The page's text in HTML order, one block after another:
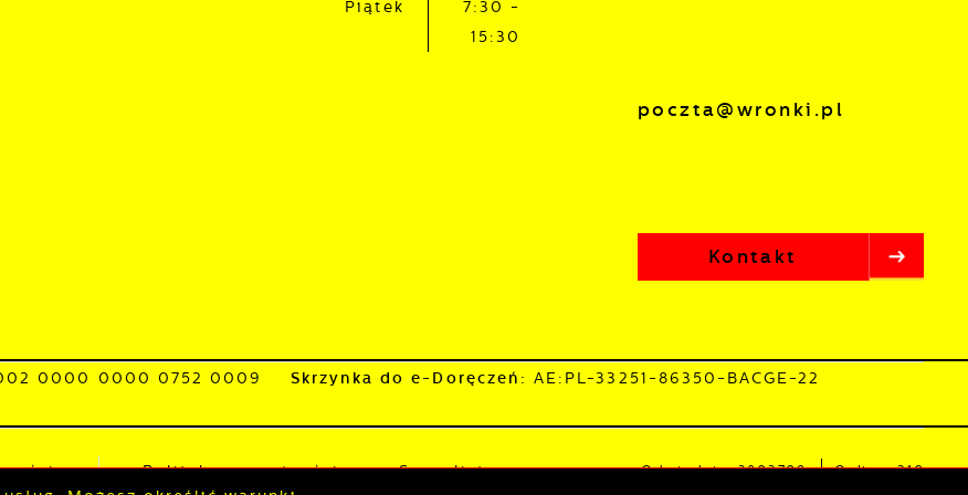
Piątek
7:30 -
15:30
poczta@wronki.pl
Kontakt
0000 0000 0752 0009 Skrzynka do e-Doręczeń:AE:PL-33251-86350-BACGE-22
Polityka prywatności Sygnalista Odwiedzin: 3803709 Online: 210
prezentujących nasze treści w postaci wiadomości,